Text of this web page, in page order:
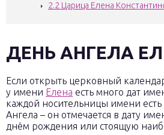
2.2 Царица Елена
ДЕНЬ АНГЕЛА
Если открыть церковный
у имени Елена есть много дат
каждой носительницы имени есть
Ангела – он отмечается в дату
днём рождения или стоящую